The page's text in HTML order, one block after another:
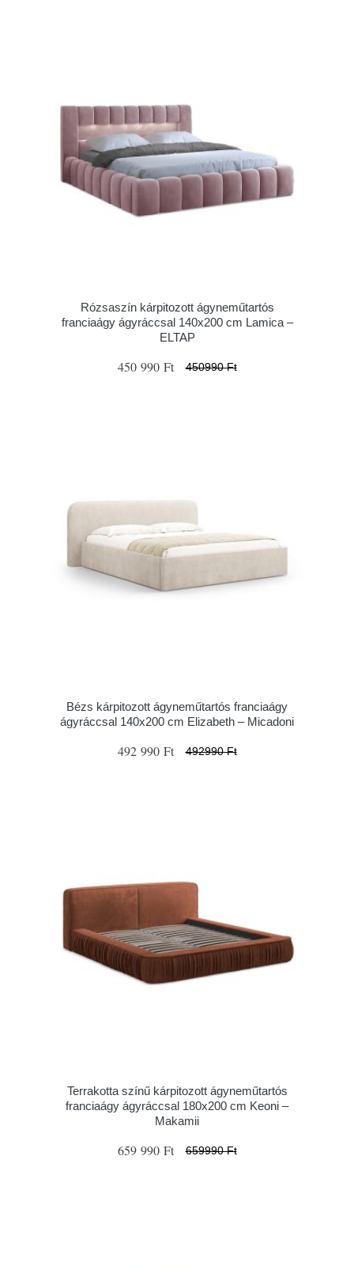
Rózsaszín kárpitozott ágyneműtartós
franciaágy ágyráccsal 140x200 cm Lamica –
ELTAP
450 990 Ft 450990 Ft
Bézs kárpitozott ágyneműtartós franciaágy
ágyráccsal 140x200 cm Elizabeth – Micadoni
492 990 Ft 492990 Ft
Terrakotta színű kárpitozott ágyneműtartós
franciaágy ágyráccsal 180x200 cm Keoni –
Makamii
659 990 Ft 659990 Ft